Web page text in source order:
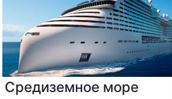
Средиземное море